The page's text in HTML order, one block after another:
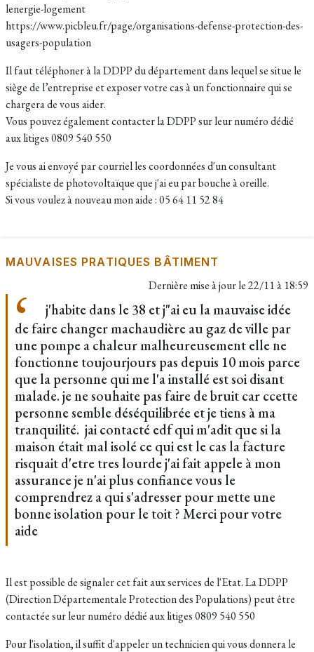
lenergie-logement
https://www.picbleu.fr/page/organisations-defense-protection-des-
usagers-population
Il faut téléphoner à la DDPP du département dans lequel se situe le
siège de l’entreprise et exposer votre cas à un fonctionnaire qui se
chargera de vous aider.
Vous pouvez également contacter la DDPP sur leur numéro dédié
aux litiges 0809 540 550
Je vous ai envoyé par courriel les coordonnées d'un consultant
spécialiste de photovoltaïque que j'ai eu par bouche à oreille.
Si vous voulez à nouveau mon aide : 05 64 11 52 84
MAUVAISES PRATIQUES BÂTIMENT
Dernière mise à jour le22/11 à 18:59
j'habite dans le 38 et j"ai eu la mauvaise idée
de faire changer machaudière au gaz de ville par
une pompe a chaleur malheureusement elle ne
fonctionne toujourjours pas depuis 10 mois parce
que la personne qui me l'a installé est soi disant
malade. je ne souhaite pas faire de bruit car ccette
personne semble déséquilibrée et je tiens à ma
tranquilité. jai contacté edf qui m'adit que si la
maison était mal isolé ce qui est le cas la facture
risquait d'etre tres lourde j'ai fait appele à mon
assurance je n'ai plus confiance vous le
comprendrez a qui s'adresser pour mette une
bonne isolation pour le toit ? Merci pour votre
aide
Il est possible de signaler cet fait aux services de l'Etat. La DDPP
(Direction Départementale Protection des Populations) peut être
contactée sur leur numéro dédié aux litiges 0809 540 550
Pour l'isolation, il suffit d'appeler un technicien qui vous donnera le